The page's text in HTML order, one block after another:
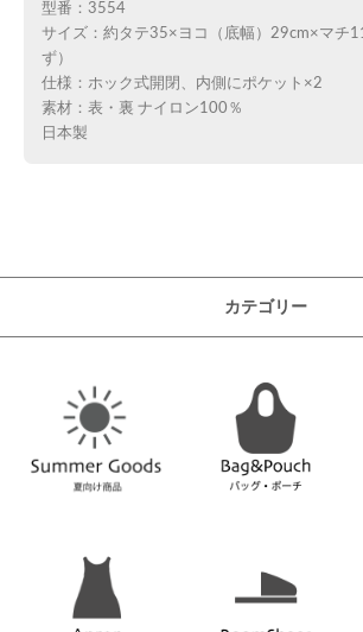
型番：3554
サイズ：約タテ35×ヨコ（底幅）29cm×マチ
ず）
仕様：ホック式開閉、内側にポケット×2
素材：表・裏 ナイロン100％
日本製
カテゴリー